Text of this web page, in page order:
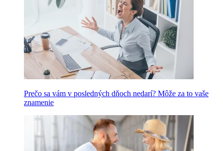
Prečo sa vám v posledných dňoch nedarí? Môže za to vaše
znamenie